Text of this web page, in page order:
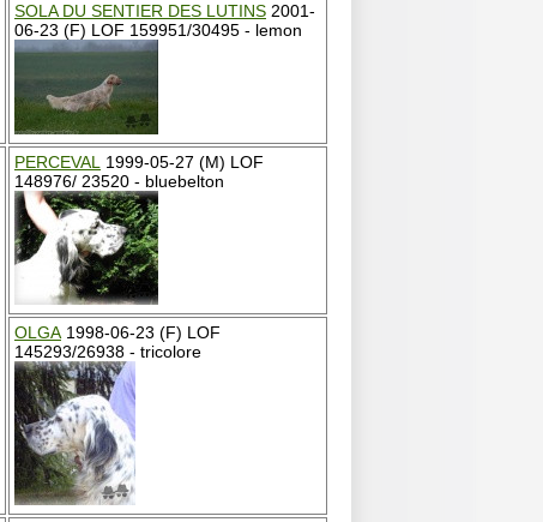
SOLA DU SENTIER DES LUTINS 2001-
06-23 (F) LOF 159951/30495 - lemon
PERCEVAL
1999-05-27 (M) LOF
148976/ 23520 - bluebelton
OLGA 1998-06-23 (F) LOF
145293/26938 - tricolore